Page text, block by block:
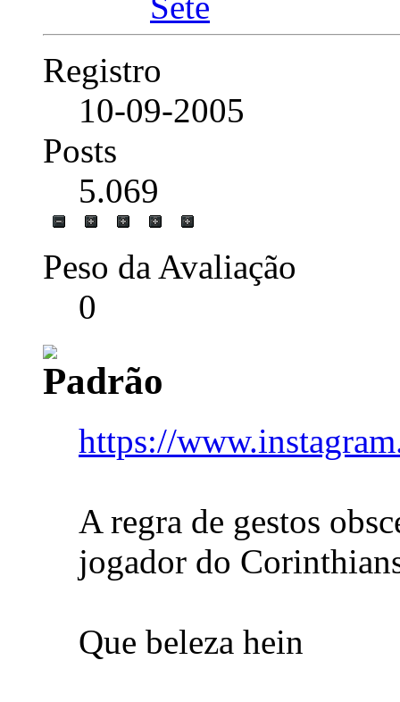
Registro
10-09-2005
Posts
5.069
Peso da Avaliação
0
https://
A regra de gestos
jogador do
Que beleza hein